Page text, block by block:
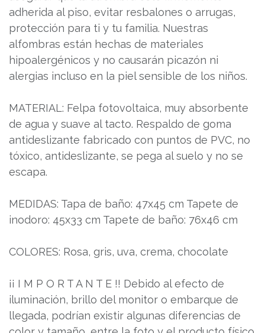
adherida al piso, evitar resbalones o arrugas,
protección para ti y tu familia. Nuestras
alfombras están hechas de materiales
hipoalergénicos y no causarán picazón ni
alergias incluso en la piel sensible de los niños.
MATERIAL: Felpa fotovoltaica, muy absorbente
de agua y suave al tacto. Respaldo de goma
antideslizante fabricado con puntos de PVC, no
tóxico, antideslizante, se pega al suelo y no se
escapa.
MEDIDAS: Tapa de baño: 47x45 cm Tapete de
inodoro: 45x33 cm Tapete de baño: 76x46 cm
COLORES: Rosa, gris, uva, crema, chocolate
¡¡ I M P O R T A N T E !! Debido al efecto de
iluminación, brillo del monitor o embarque de
llegada, podrían existir algunas diferencias de